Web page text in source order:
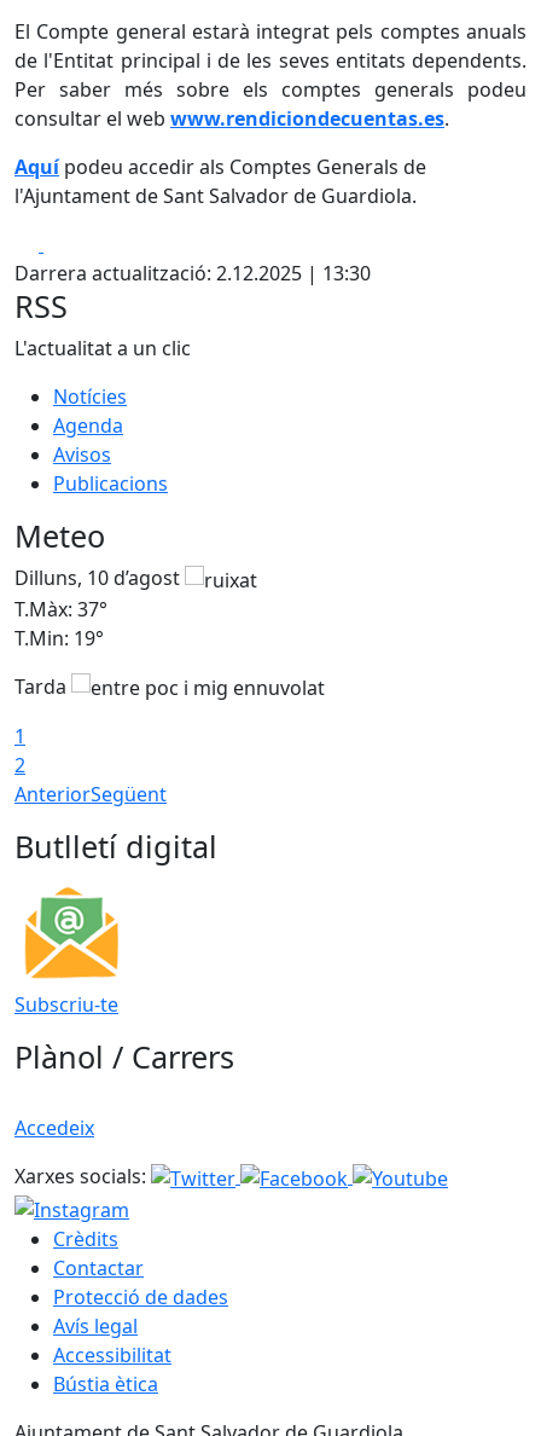
El Compte general estarà integrat pels comptes anuals
de l'Entitat principal i de les seves entitats dependents.
Per saber més sobre els comptes generals podeu
consultar el web www.rendiciondecuentas.es.
Aquípodeu accedir als Comptes Generals de
l'Ajuntament de Sant Salvador de Guardiola.
Darrera actualització: 2.12.2025 | 13:30
RSS
L'actualitat a un clic
Notícies
Agenda
Avisos
Publicacions
Meteo
Dilluns, 10 d’agost
T.Màx: 37°
T.Min: 19°
Tarda
1
2
AnteriorSegüent
Butlletí digital
Subscriu-te
Plànol / Carrers
Accedeix
Xarxes socials:
Crèdits
Contactar
Protecció de dades
Avís legal
Accessibilitat
Bústia ètica